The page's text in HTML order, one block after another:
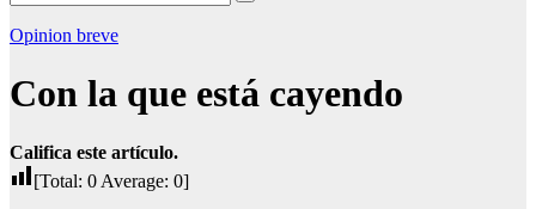
Opinion breve
Con la que está cayendo
Califica este artículo.
[Total: 0 Average: 0]